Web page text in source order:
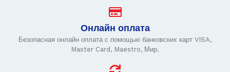
Онлайн оплата
Безопасная онлайн оплата с помощью банковских карт VISA,
Master Card, Maestro, Мир.